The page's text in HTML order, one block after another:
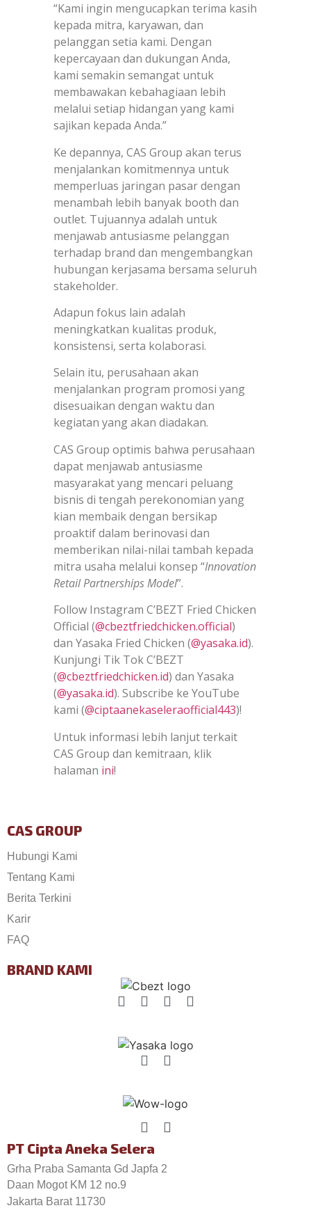
“Kami ingin mengucapkan terima kasih
kepada mitra, karyawan, dan
pelanggan setia kami. Dengan
kepercayaan dan dukungan Anda,
kami semakin semangat untuk
membawakan kebahagiaan lebih
melalui setiap hidangan yang kami
sajikan kepada Anda.”
Ke depannya, CAS Group akan terus
menjalankan komitmennya untuk
memperluas jaringan pasar dengan
menambah lebih banyak booth dan
outlet. Tujuannya adalah untuk
menjawab antusiasme pelanggan
terhadap brand dan mengembangkan
hubungan kerjasama bersama seluruh
stakeholder.
Adapun fokus lain adalah
meningkatkan kualitas produk,
konsistensi, serta kolaborasi.
Selain itu, perusahaan akan
menjalankan program promosi yang
disesuaikan dengan waktu dan
kegiatan yang akan diadakan.
CAS Group optimis bahwa perusahaan
dapat menjawab antusiasme
masyarakat yang mencari peluang
bisnis di tengah perekonomian yang
kian membaik dengan bersikap
proaktif dalam berinovasi dan
memberikan nilai-nilai tambah kepada
mitra usaha melalui konsep “Innovation
Retail Partnerships Model”.
Follow Instagram C’BEZT Fried Chicken
Official (@cbeztfriedchicken.official)
dan Yasaka Fried Chicken (@yasaka.id).
Kunjungi Tik Tok C’BEZT
(@cbeztfriedchicken.id) dan Yasaka
(@yasaka.id). Subscribe ke YouTube
kami (@ciptaanekaseleraofficial443)!
Untuk informasi lebih lanjut terkait
CAS Group dan kemitraan, klik
halaman ini!
CAS GROUP
Hubungi Kami
Tentang Kami
Berita Terkini
Karir
FAQ
BRAND KAMI
PT Cipta Aneka Selera
Grha Praba Samanta Gd Japfa 2
Daan Mogot KM 12 no.9
Jakarta Barat 11730